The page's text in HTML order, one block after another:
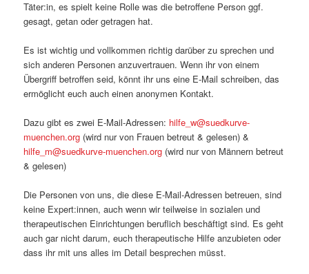
Täter:in, es spielt keine Rolle was die betroffene Person ggf.
gesagt, getan oder getragen hat.
Es ist wichtig und vollkommen richtig darüber zu sprechen und
sich anderen Personen anzuvertrauen. Wenn ihr von einem
Übergriff betroffen seid, könnt ihr uns eine E-Mail schreiben, das
ermöglicht euch auch einen anonymen Kontakt.
Dazu gibt es zwei E-Mail-Adressen: hilfe_w@suedkurve-
muenchen.org (wird nur von Frauen betreut & gelesen) &
hilfe_m@suedkurve-muenchen.org (wird nur von Männern betreut
& gelesen)
Die Personen von uns, die diese E-Mail-Adressen betreuen, sind
keine Expert:innen, auch wenn wir teilweise in sozialen und
therapeutischen Einrichtungen beruflich beschäftigt sind. Es geht
auch gar nicht darum, euch therapeutische Hilfe anzubieten oder
dass ihr mit uns alles im Detail besprechen müsst.